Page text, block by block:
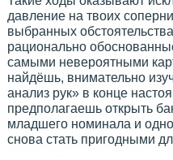
давление на твоих
выбранных
рационально
самыми невероятными
найдёшь, внимательно
анализ рук» в конце
предполагаешь открыть
младшего номинала и
снова стать пригодными